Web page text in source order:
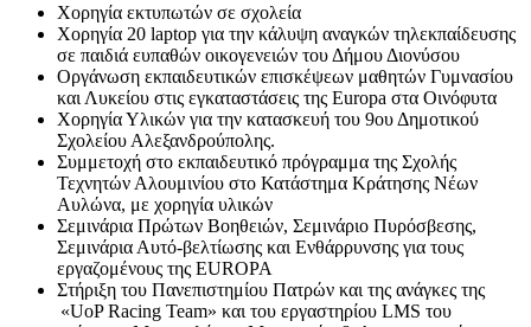
Χορηγία εκτυπωτών σε σχολεία
Χορηγία 20 laptop για την κάλυψη αναγκών τηλεκπαίδευσης
σε παιδιά ευπαθών οικογενειών του Δήμου Διονύσου
Οργάνωση εκπαιδευτικών επισκέψεων μαθητών Γυμνασίου
και Λυκείου στις εγκαταστάσεις της Europa στα Οινόφυτα
Χορηγία Υλικών για την κατασκευή του 9ου Δημοτικού
Σχολείου Αλεξανδρούπολης.
Συμμετοχή στο εκπαιδευτικό πρόγραμμα της Σχολής
Τεχνητών Αλουμινίου στο Κατάστημα Κράτησης Νέων
Αυλώνα, με χορηγία υλικών
Σεμινάρια Πρώτων Βοηθειών, Σεμινάριο Πυρόσβεσης,
Σεμινάρια Αυτό-βελτίωσης και Ενθάρρυνσης για τους
εργαζομένους της EUROPA
Στήριξη του Πανεπιστημίου Πατρών και της ανάγκες της
«UoP Racing Team» και του εργαστηρίου LMS του